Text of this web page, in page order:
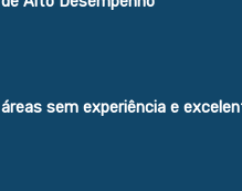
sem experiência e